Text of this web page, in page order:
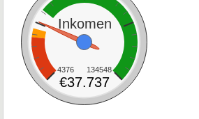
Inkomen
4376 134548
€37.737